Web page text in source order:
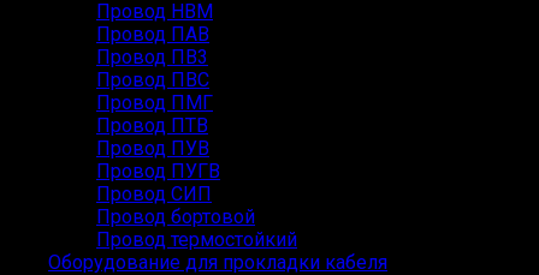
Провод НВМ
Провод ПАВ
Провод ПВ3
Провод ПВС
Провод ПМГ
Провод ПТВ
Провод ПУВ
Провод ПУГВ
Провод СИП
Провод бортовой
Провод термостойкий
Оборудование для прокладки кабеля